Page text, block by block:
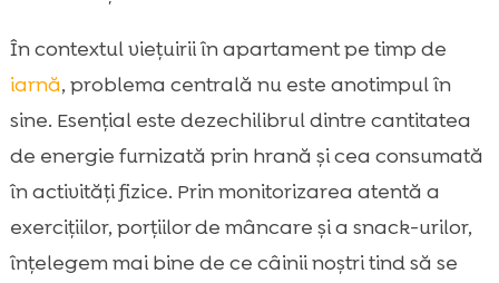
În contextul viețuirii în apartament pe timp de
iarnă, problema centrală nu este anotimpul în
sine. Esențial este dezechilibrul dintre cantitatea
de energie furnizată prin hrană și cea consumată
în activități fizice. Prin monitorizarea atentă a
exercițiilor, porțiilor de mâncare și a snack-urilor,
înțelegem mai bine de ce câinii noștri tind să se